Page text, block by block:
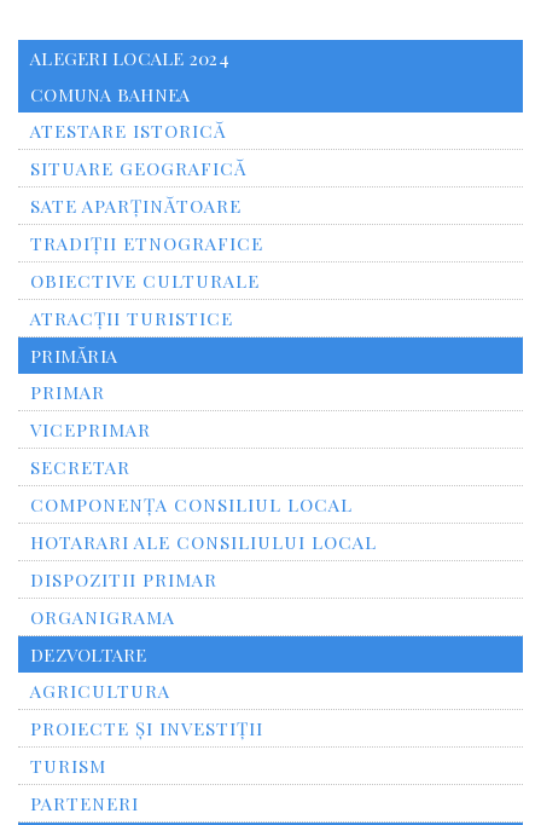
ALEGERI LOCALE 2024
COMUNA BAHNEA
ATESTARE ISTORICĂ
SITUARE GEOGRAFICĂ
SATE APARȚINĂTOARE
TRADIȚII ETNOGRAFICE
OBIECTIVE CULTURALE
ATRACȚII TURISTICE
PRIMĂRIA
PRIMAR
VICEPRIMAR
SECRETAR
COMPONENȚA CONSILIUL LOCAL
HOTARARI ALE CONSILIULUI LOCAL
DISPOZITII PRIMAR
ORGANIGRAMA
DEZVOLTARE
AGRICULTURA
PROIECTE ȘI INVESTIȚII
TURISM
PARTENERI